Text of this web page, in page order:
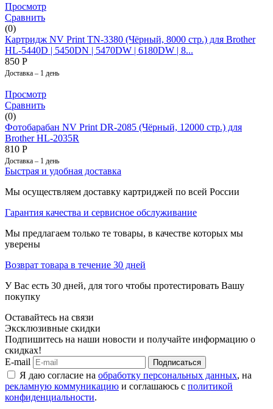
Просмотр
Сравнить
(0)
Картридж NV Print TN-3380 (Чёрный, 8000 стр.) для Brother
HL-5440D | 5450DN | 5470DW | 6180DW | 8...
850 Р
Доставка – 1 день
Просмотр
Сравнить
(0)
Фотобарабан NV Print DR-2085 (Чёрный, 12000 стр.) для
Brother HL-2035R
810 Р
Доставка – 1 день
Быстрая и удобная доставка
Мы осуществляем доставку картриджей по всей России
Гарантия качества и сервисное обслуживание
Мы предлагаем только те товары, в качестве которых мы
уверены
Возврат товара в течение 30 дней
У Вас есть 30 дней, для того чтобы протестировать Вашу
покупку
Оставайтесь на связи
Эксклюзивные скидки
Подпишитесь на наши новости и получайте информацию о
скидках!
E-mail
Подписаться
Я даю согласие на обработку персональных данных, на
рекламную коммуникацию и соглашаюсь с политикой
конфиденциальности.